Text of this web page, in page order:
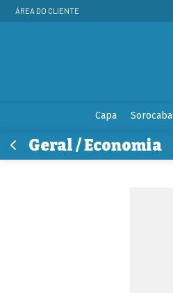
ÁREA DO CLIENTE
Capa Sorocaba
Geral / Economia